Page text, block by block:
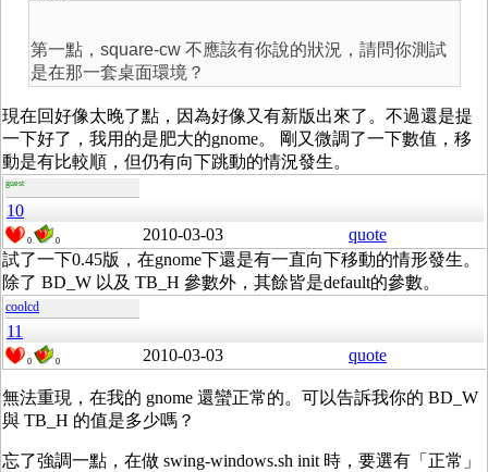
第一點，square-cw 不應該有你說的狀況，請問你測試
是在那一套桌面環境？
現在回好像太晚了點，因為好像又有新版出來了。不過還是提
一下好了，我用的是肥大的gnome。 剛又微調了一下數值，移
動是有比較順，但仍有向下跳動的情況發生。
guest
10
0 0 2010-03-03
quote
試了一下0.45版，在gnome下還是有一直向下移動的情形發生。
除了 BD_W 以及 TB_H 參數外，其餘皆是default的參數。
coolcd
11
0 0 2010-03-03 quote
無法重現，在我的 gnome 還蠻正常的。可以告訴我你的 BD_W
與 TB_H 的值是多少嗎？
忘了強調一點，在做 swing-windows.sh init 時，要選有「正常」